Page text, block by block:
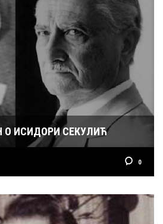
ИСИДОРИ СЕКУЛИЋ
0